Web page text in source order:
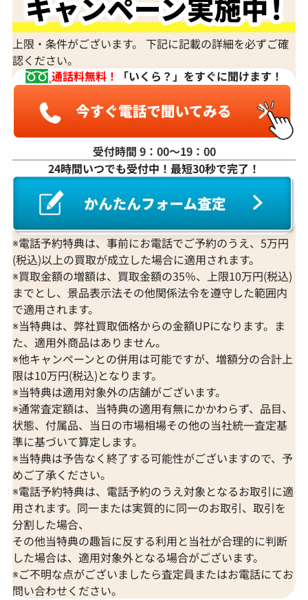
身分証明書がなぜ必要？
上限・条件がございます。 下記に記載の詳細を必ずご確
認ください。
通話料無料！
「いくら？」をすぐに聞けます！
受付時間 9：00〜19：00
24時間いつでも受付中！最短30秒で完了！
※電話予約特典は、事前にお電話でご予約のうえ、5万円
(税込)以上の買取が成立した場合に適用されます。
※買取金額の増額は、買取金額の35％、上限10万円(税込)
までとし、景品表示法その他関係法令を遵守した範囲内
で適用されます。
※当特典は、弊社買取価格からの金額UPになります。ま
た、適用外商品はありません。
※他キャンペーンとの併用は可能ですが、増額分の合計上
限は10万円(税込)となります。
※当特典は適用対象外の店舗がございます。
※通常査定額は、当特典の適用有無にかかわらず、品目、
状態、付属品、当日の市場相場その他の当社統一査定基
準に基づいて算定します。
※当特典は予告なく終了する可能性がございますので、予
めご了承ください。
※電話予約特典は、電話予約のうえ対象となるお取引に適
用されます。同一または実質的に同一のお取引、取引を
分割した場合、
その他当特典の趣旨に反する利用と当社が合理的に判断
した場合は、適用対象外となる場合がございます。
※ご不明な点がございましたら査定員またはお電話にてお
問い合わせください。